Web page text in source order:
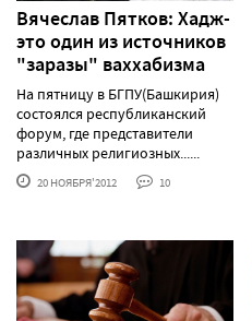
Вячеслав Пятков: Хадж-
это один из источников
"заразы" ваххабизма
На пятницу в БГПУ(Башкирия)
состоялся республиканский
форум, где представители
различных религиозных......
20 НОЯБРЯ'2012 10